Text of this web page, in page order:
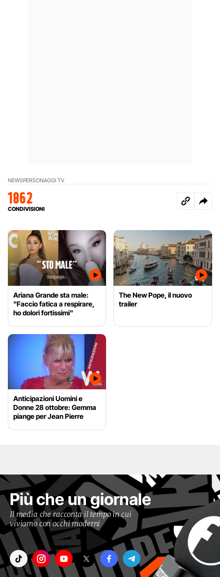
NEWSPERSONAGGI TV
1862
CONDIVISIONI
Ariana Grande sta male:
"Faccio fatica a respirare,
ho dolori fortissimi"
The New Pope, il nuovo
trailer
Anticipazioni Uomini e
Donne 28 ottobre: Gemma
piange per Jean Pierre
Più che un giornale
Il media che racconta il tempo in cui
viviamo con occhi moderni